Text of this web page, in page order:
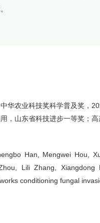
华农业科技奖科学普及奖，
，山东省科技进步一等奖；
Han, Mengwei Hou,
Lili Zhang,
conditioning fungal